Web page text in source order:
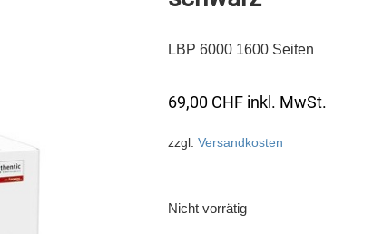
LBP 6000 1600 Seiten
69,00 CHF inkl. MwSt.
zzgl. Versandkosten
Nicht vorrätig